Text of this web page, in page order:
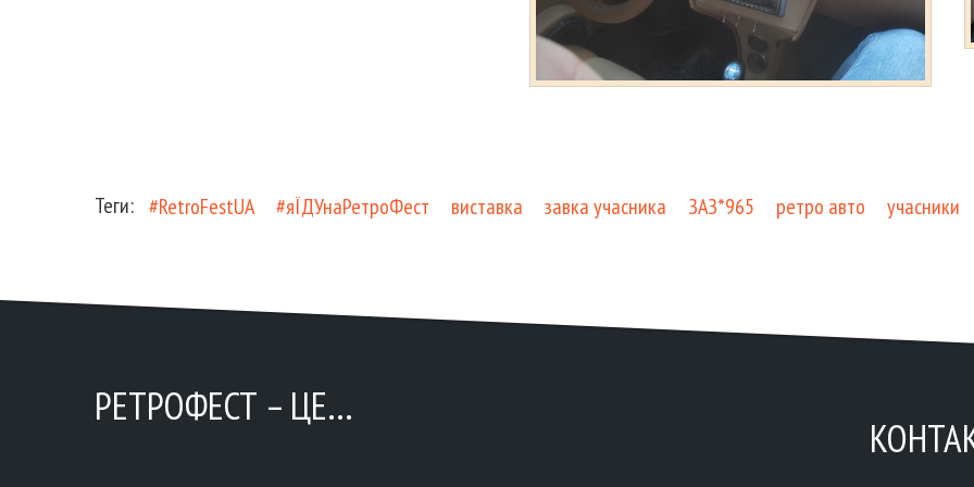
Теги: #RetroFestUA #яЇДУнаРетроФест виставка завка учасника ЗАЗ*965 ретро авто учасники
РЕТРОФЕСТ – ЦЕ…